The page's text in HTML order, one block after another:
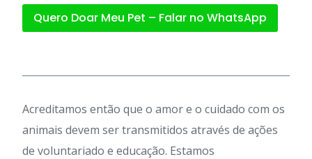
Quero Doar Meu Pet – Falar no WhatsApp
Acreditamos então que o amor e o cuidado com os
animais devem ser transmitidos através de ações
de voluntariado e educação. Estamos